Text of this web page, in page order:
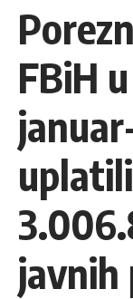
FBiH
uplatili
javnih